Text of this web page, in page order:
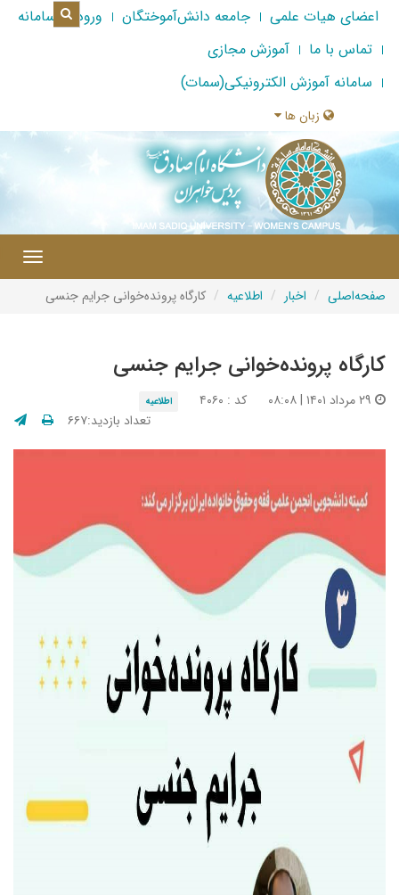
اعضای هیات علمی جامعه دانش‌آموختگان
ورود به سامانه
تماس با ما
آموزش مجازی
سامانه آموزش الکترونیکی(سمات)
زبان ها
صفحه‌اصلی اخبار اطلاعیه کارگاه پرونده‌خوانی جرایم جنسی
کارگاه پرونده‌خوانی جرایم جنسی
کد : ۴۰۶۰ اطلاعیه
تعداد بازدید:۶۶۷